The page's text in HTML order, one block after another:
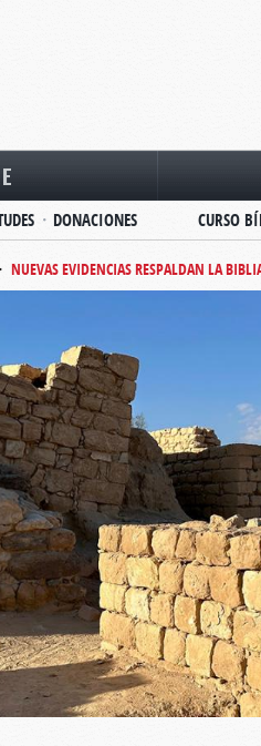
DONACIONES CURSO
NUEVAS EVIDENCIAS RESPALDAN LA